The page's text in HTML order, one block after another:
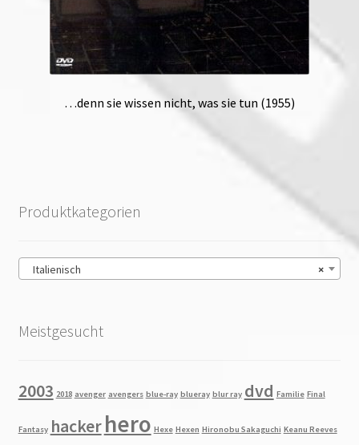
…denn sie wissen nicht, was sie tun (1955)
Produktkategorien
×
Italienisch
Meistgesucht
2003 2018 avenger avengers blue-ray blueray blur ray dvd Familie Final
Fantasy hackerhero Hexe Hexen Hironobu Sakaguchi Keanu Reeves